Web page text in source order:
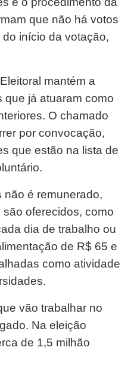
que não há votos
início da votação,
mantém a
já atuaram como
O chamado
por convocação,
que estão na lista de
não é remunerado,
oferecidos, como
dia de trabalho ou
de R$ 65 e
como atividade
vão trabalhar no
Na eleição
de 1,5 milhão